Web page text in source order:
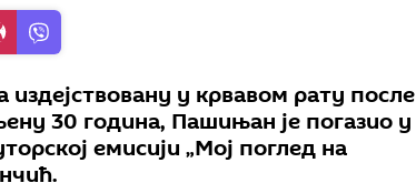
издејствовану у крвавом рату после
30 година, Пашињан је погазио у
емисији „Мој поглед на